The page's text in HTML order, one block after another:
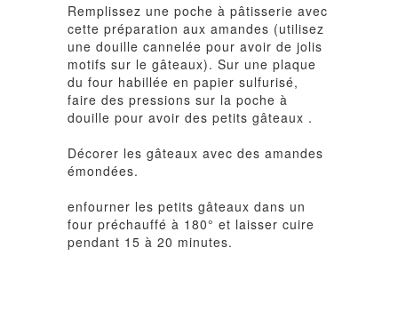
Remplissez une poche à pâtisserie avec
cette préparation aux amandes (utilisez
une douille cannelée pour avoir de jolis
motifs sur le gâteaux). Sur une plaque
du four habillée en papier sulfurisé,
faire des pressions sur la poche à
douille pour avoir des petits gâteaux .
Décorer les gâteaux avec des amandes
émondées.
enfourner les petits gâteaux dans un
four préchauffé à 180° et laisser cuire
pendant 15 à 20 minutes.